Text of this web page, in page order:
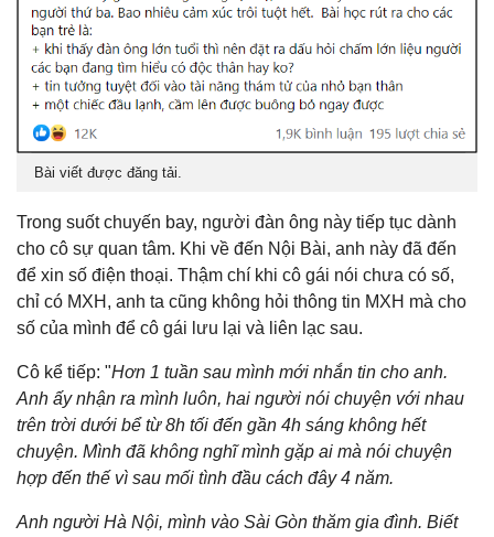
Bài viết được đăng tải.
Trong suốt chuyến bay, người đàn ông này tiếp tục dành
cho cô sự quan tâm. Khi về đến Nội Bài, anh này đã đến
để xin số điện thoại. Thậm chí khi cô gái nói chưa có số,
chỉ có MXH, anh ta cũng không hỏi thông tin MXH mà cho
số của mình để cô gái lưu lại và liên lạc sau.
Cô kể tiếp: "Hơn 1 tuần sau mình mới nhắn tin cho anh.
Anh ấy nhận ra mình luôn, hai người nói chuyện với nhau
trên trời dưới bể từ 8h tối đến gần 4h sáng không hết
chuyện. Mình đã không nghĩ mình gặp ai mà nói chuyện
hợp đến thế vì sau mối tình đầu cách đây 4 năm.
Anh người Hà Nội, mình vào Sài Gòn thăm gia đình. Biết